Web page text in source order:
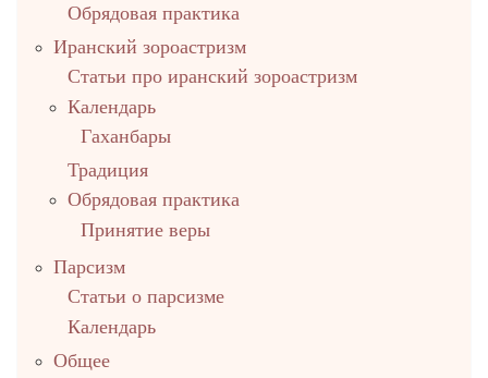
Обрядовая практика
Иранский зороастризм
Статьи про иранский зороастризм
Календарь
Гаханбары
Традиция
Обрядовая практика
Принятие веры
Парсизм
Статьи о парсизме
Календарь
Общее